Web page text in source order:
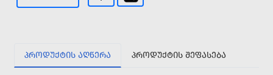
ᲞᲠᲝᲓᲣᲥᲢᲘᲡ ᲐᲦᲬᲔᲠᲐ ᲞᲠᲝᲓᲣᲥᲢᲘᲡ ᲨᲔᲤᲐᲡᲔᲑᲐ